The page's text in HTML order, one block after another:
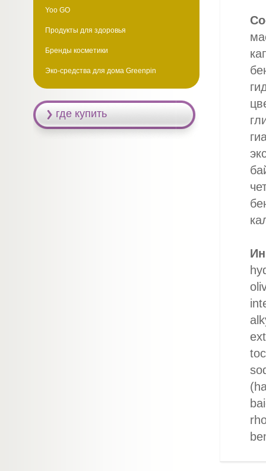
Yoo GO
Продукты для здоровья
Бренды косметики
Эко-средства для дома Greenpin
где купить